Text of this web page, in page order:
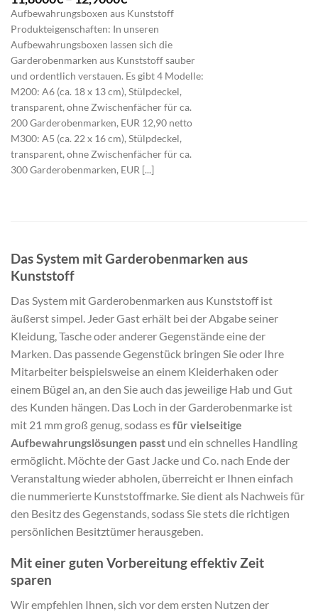
11,8000€
12,9000€
Aufbewahrungsboxen aus Kunststoff
Produkteigenschaften: In unseren
Aufbewahrungsboxen lassen sich die
Garderobenmarken aus Kunststoff sauber
und ordentlich verstauen. Es gibt 4 Modelle:
M200: A6 (ca. 18 x 13 cm), Stülpdeckel,
transparent, ohne Zwischenfächer für ca.
200 Garderobenmarken, EUR 12,90 netto
M300: A5 (ca. 22 x 16 cm), Stülpdeckel,
transparent, ohne Zwischenfächer für ca.
300 Garderobenmarken, EUR [...]
Das System mit Garderobenmarken aus
Kunststoff
Das System mit Garderobenmarken aus Kunststoff ist
äußerst simpel. Jeder Gast erhält bei der Abgabe seiner
Kleidung, Tasche oder anderer Gegenstände eine der
Marken. Das passende Gegenstück bringen Sie oder Ihre
Mitarbeiter beispielsweise an einem Kleiderhaken oder
einem Bügel an, an den Sie auch das jeweilige Hab und Gut
des Kunden hängen. Das Loch in der Garderobenmarke ist
mit 21 mm groß genug, sodass esfür vielseitige
Aufbewahrungslösungen passt und ein schnelles Handling
ermöglicht. Möchte der Gast Jacke und Co. nach Ende der
Veranstaltung wieder abholen, überreicht er Ihnen einfach
die nummerierte Kunststoffmarke. Sie dient als Nachweis für
den Besitz des Gegenstands, sodass Sie stets die richtigen
persönlichen Besitztümer herausgeben.
Mit einer guten Vorbereitung effektiv Zeit
sparen
Wir empfehlen Ihnen, sich vor dem ersten Nutzen der